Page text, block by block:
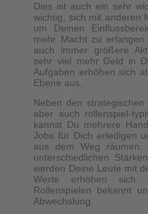
Dies ist auch ein sehr
wichtig, sich mit anderen
um Deinen
mehr Macht zu
auch immer größere
sehr viel mehr Geld in
Aufgaben erhöhen sich
Ebene aus.
Neben den
aber auch rollenspiel-
kannst Du mehrere
Jobs für Dich erledigen
aus dem Weg
unterschiedlichen
werden Deine Leute mit
Werte erhöhen
Rollenspielen bekannt
Abwechslung.